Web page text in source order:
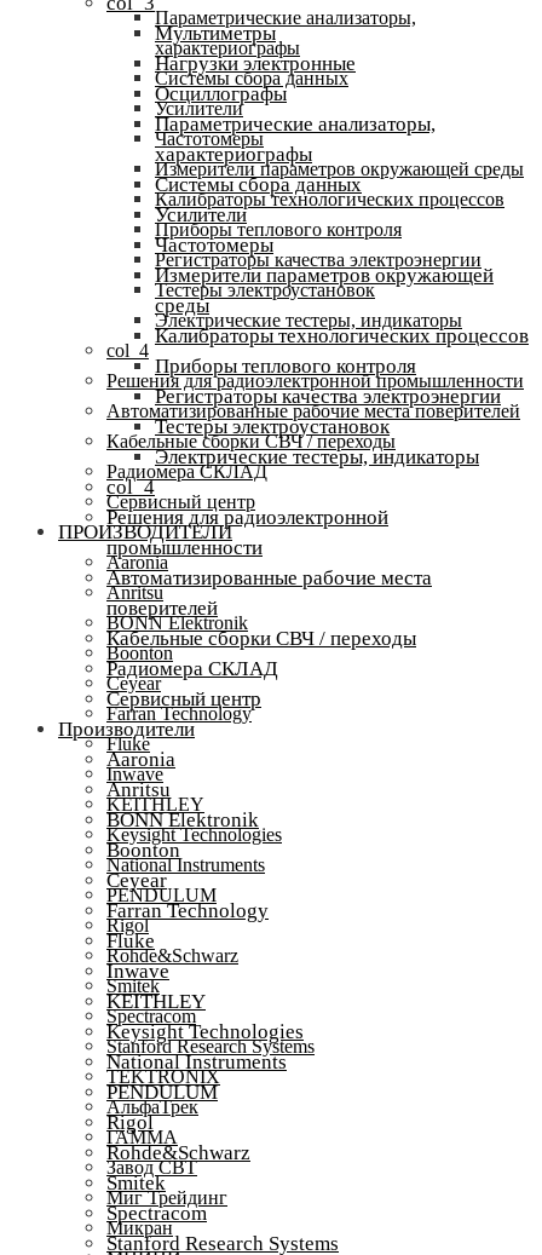
Параметрические анализаторы,
характериографы
Системы сбора данных
Усилители
Частотомеры
Измерители параметров окружающей среды
Калибраторы технологических процессов
Приборы теплового контроля
Регистраторы качества электроэнергии
Тестеры электроустановок
Электрические тестеры, индикаторы
col_4
Решения для радиоэлектронной промышленности
Автоматизированные рабочие места поверителей
Кабельные сборки СВЧ / переходы
Радиомера СКЛАД
Сервисный центр
ПРОИЗВОДИТЕЛИ
Aaronia
Anritsu
BONN Elektronik
Boonton
Ceyear
Farran Technology
Fluke
Inwave
KEITHLEY
Keysight Technologies
National Instruments
PENDULUM
Rigol
Rohde&Schwarz
Smitek
Spectracom
Stanford Research Systems
TEKTRONIX
АльфаТрек
ГАММА
Завод СВТ
Миг Трейдинг
Микран
Мультиметры
Нагрузки электронные
Осциллографы
Параметрические анализаторы,
характериографы
Системы сбора данных
Усилители
Частотомеры
Измерители параметров окружающей
среды
Калибраторы технологических процессов
Приборы теплового контроля
Регистраторы качества электроэнергии
Тестеры электроустановок
Электрические тестеры, индикаторы
col_4
Решения для радиоэлектронной
промышленности
Автоматизированные рабочие места
поверителей
Кабельные сборки СВЧ / переходы
Радиомера СКЛАД
Сервисный центр
Производители
Aaronia
Anritsu
BONN Elektronik
Boonton
Ceyear
Farran Technology
Fluke
Inwave
KEITHLEY
Keysight Technologies
National Instruments
PENDULUM
Rigol
Rohde&Schwarz
Smitek
Spectracom
Stanford Research Systems